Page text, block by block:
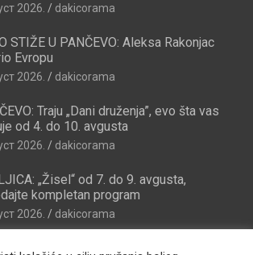
2026. dakicorama
STIŽE U PANČEVO: Aleksa Rakonjac
Evropu
2026. dakicorama
Traju „Dani druženja”, evo šta vas
od 4. do 10. avgusta
2026. dakicorama
„Žisel“ od 7. do 9. avgusta,
kompletan program
2026. dakicorama